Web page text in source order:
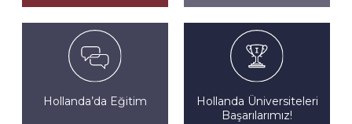
Hollanda’da Eğitim
Hollanda Üniversiteleri
Başarılarımız!